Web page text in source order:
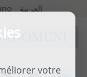
votre
العربية